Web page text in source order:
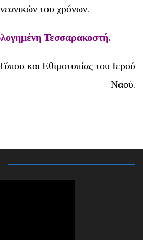
του χρόνων.
Τεσσαρακοστή.
και Εθιμοτυπίας του Ιερού
Ναού.